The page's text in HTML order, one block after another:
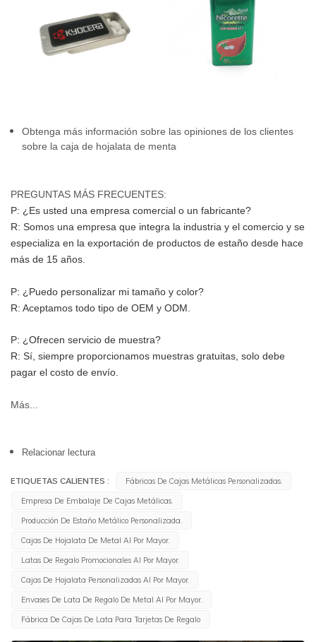
Obtenga más información sobre las opiniones de los clientes
sobre la caja de hojalata de menta
PREGUNTAS MÁS FRECUENTES:
P: ¿Es usted una empresa comercial o un fabricante?
R: Somos una empresa que integra la industria y el comercio y se
especializa en la exportación de productos de estaño desde hace
más de 15 años.
P: ¿Puedo personalizar mi tamaño y color?
R: Aceptamos todo tipo de OEM y ODM.
P: ¿Ofrecen servicio de muestra?
R: Sí, siempre proporcionamos muestras gratuitas, solo debe
pagar el costo de envío.
Más...
Relacionar lectura
ETIQUETAS CALIENTES :
Fábricas De Cajas Metálicas Personalizadas.
Empresa De Embalaje De Cajas Metálicas.
Producción De Estaño Metálico Personalizada.
Cajas De Hojalata De Metal Al Por Mayor.
Latas De Regalo Promocionales Al Por Mayor.
Cajas De Hojalata Personalizadas Al Por Mayor.
Envases De Lata De Regalo De Metal Al Por Mayor.
Fábrica De Cajas De Lata Para Tarjetas De Regalo